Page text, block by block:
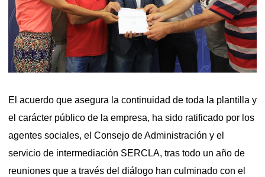
El acuerdo que asegura la continuidad de toda la plantilla y
el carácter público de la empresa, ha sido ratificado por los
agentes sociales, el Consejo de Administración y el
servicio de intermediación SERCLA, tras todo un año de
reuniones que a través del diálogo han culminado con el